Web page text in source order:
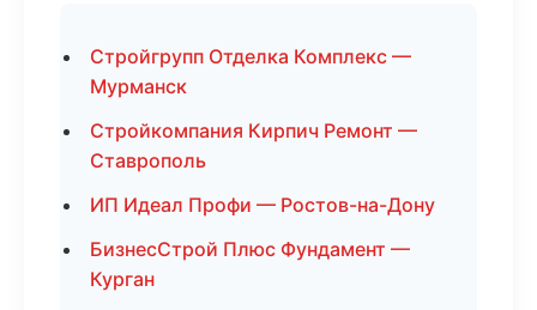
Стройгрупп Отделка Комплекс —
Мурманск
Стройкомпания Кирпич Ремонт —
Ставрополь
ИП Идеал Профи — Ростов-на-Дону
БизнесСтрой Плюс Фундамент —
Курган